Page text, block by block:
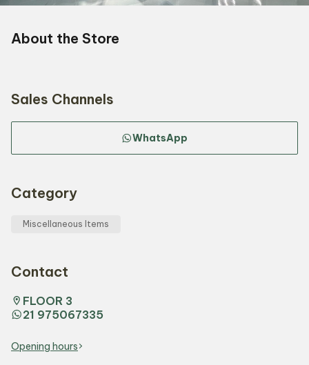
About the Store
Sales Channels
WhatsApp
Category
Miscellaneous Items
Contact
FLOOR 3
21 975067335
Opening hours